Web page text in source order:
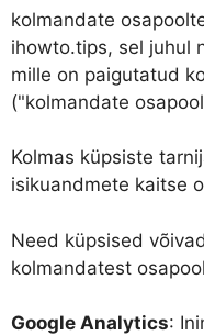
kolmandate
ihowto.tips, sel juhul
mille on paigutatud
("kolmandate
Kolmas küpsiste
isikuandmete kaitse
Need küpsised
kolmandatest
Google Analytics: